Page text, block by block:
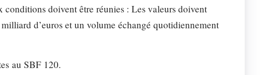
doivent être réunies : Les valeurs doivent
d’euros et un volume échangé quotidiennement
au SBF 120.